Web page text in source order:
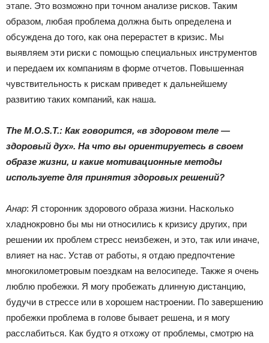
этапе. Это возможно при точном анализе рисков. Таким
образом, любая проблема должна быть определена и
обсуждена до того, как она перерастет в кризис. Мы
выявляем эти риски с помощью специальных инструментов
и передаем их компаниям в форме отчетов. Повышенная
чувствительность к рискам приведет к дальнейшему
развитию таких компаний, как наша.
The M.O.S.T.: Как говорится, «в здоровом теле —
здоровый дух». На что вы ориентируетесь в своем
образе жизни, и какие мотивационные методы
используете для принятия здоровых решений?
Анар: Я сторонник здорового образа жизни. Насколько
хладнокровно бы мы ни относились к кризису других, при
решении их проблем стресс неизбежен, и это, так или иначе,
влияет на нас. Устав от работы, я отдаю предпочтение
многокилометровым поездкам на велосипеде. Также я очень
люблю пробежки. Я могу пробежать длинную дистанцию,
будучи в стрессе или в хорошем настроении. По завершению
пробежки проблема в голове бывает решена, и я могу
расслабиться. Как будто я отхожу от проблемы, смотрю на